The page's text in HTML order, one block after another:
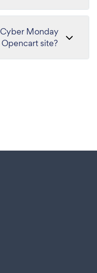
Monday
site?